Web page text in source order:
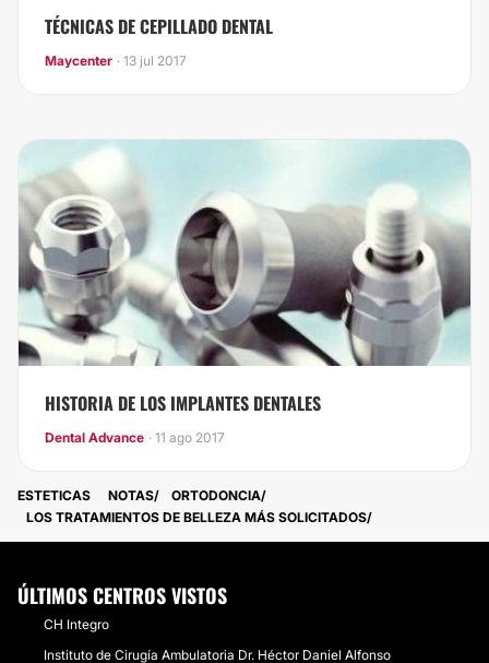
TÉCNICAS DE CEPILLADO DENTAL
Maycenter · 13 jul 2017
HISTORIA DE LOS IMPLANTES DENTALES
Dental Advance · 11 ago 2017
ESTETICAS NOTAS
ORTODONCIA
LOS TRATAMIENTOS DE BELLEZA MÁS SOLICITADOS
ÚLTIMOS CENTROS VISTOS
CH Integro
Instituto de Cirugía Ambulatoria Dr. Héctor Daniel Alfonso